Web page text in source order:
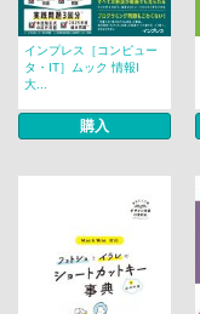
インプレス［コンピュー
タ・IT］ムック 情報I
大...
購入